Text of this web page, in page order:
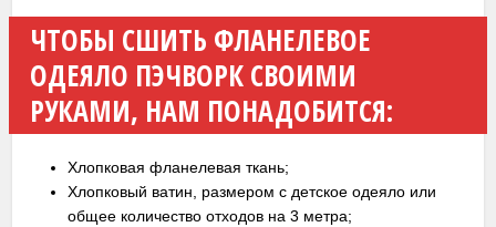
ЧТОБЫ СШИТЬ ФЛАНЕЛЕВОЕ
ОДЕЯЛО ПЭЧВОРК СВОИМИ
РУКАМИ, НАМ ПОНАДОБИТСЯ:
Хлопковая фланелевая ткань;
Хлопковый ватин, размером с детское одеяло или
общее количество отходов на 3 метра;